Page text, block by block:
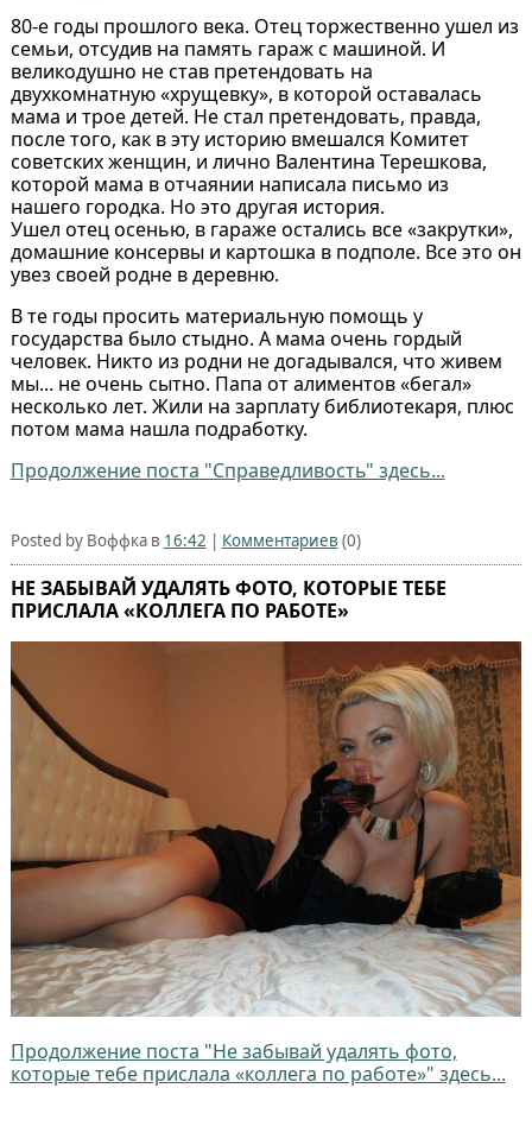
80-е годы прошлого века. Отец торжественно ушел из
семьи, отсудив на память гараж с машиной. И
великодушно не став претендовать на
двухкомнатную «хрущевку», в которой оставалась
мама и трое детей. Не стал претендовать, правда,
после того, как в эту историю вмешался Комитет
советских женщин, и лично Валентина Терешкова,
которой мама в отчаянии написала письмо из
нашего городка. Но это другая история.
Ушел отец осенью, в гараже остались все «закрутки»,
домашние консервы и картошка в подполе. Все это он
увез своей родне в деревню.
В те годы просить материальную помощь у
государства было стыдно. А мама очень гордый
человек. Никто из родни не догадывался, что живем
мы... не очень сытно. Папа от алиментов «бегал»
несколько лет. Жили на зарплату библиотекаря, плюс
потом мама нашла подработку.
Продолжение поста "Справедливость" здесь...
Posted by Воффка в 16:42 Комментариев (0)
НЕ ЗАБЫВАЙ УДАЛЯТЬ ФОТО, КОТОРЫЕ ТЕБЕ
ПРИСЛАЛА «КОЛЛЕГА ПО РАБОТЕ»
Продолжение поста "Не забывай удалять фото,
которые тебе прислала «коллега по работе»" здесь...